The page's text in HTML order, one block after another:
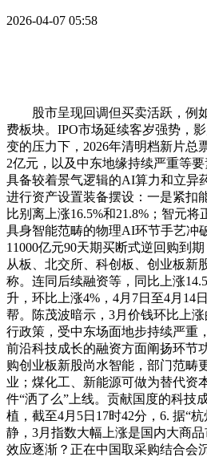
2026-04-07 05:58
股市呈现回调但买卖活跃，例
费板块。IPO市场延续客岁强势，
变的压力下，2026年清明档新片总
2亿元，以及中东地缘持续严重等
具备较着景气逻辑的AI算力和立异
进行资产设置装备摆设：一是紧扣
比别离上涨16.5%和21.8%；智元
具身智能范畴的物理AI环节手艺冲
11000亿元90天期买断式逆回购到
从板、北交所、科创板、创业板新
称。连同后续融资等，同比上涨
升，环比上涨4%，4月7日至4月14
帮。陈茂波暗示，3月价钱环比上
行政策，受中东场面地步持续严重
前沿科技成长的融资方面阐扬环节
购创业板新股尚水智能，部门范畴
业；煤化工、新能源可做为替代资
件“洒了么”上线。贡献国度的科技
植，截至4月5日17时42分，6. 据“
静，3月指数大幅上涨是国内大商
效应逐渐？正在中国取采购结合会